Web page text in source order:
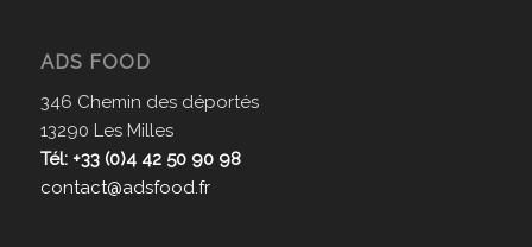
ADS FOOD
346 Chemin des déportés
13290 Les Milles
Tél: +33 (0)4 42 50 90 98
contact@adsfood.fr